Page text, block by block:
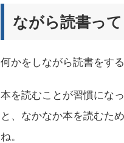
ながら読書って
何かをしながら読書をす
本を読むことが習慣にな
と、なかなか本を読むた
ね。